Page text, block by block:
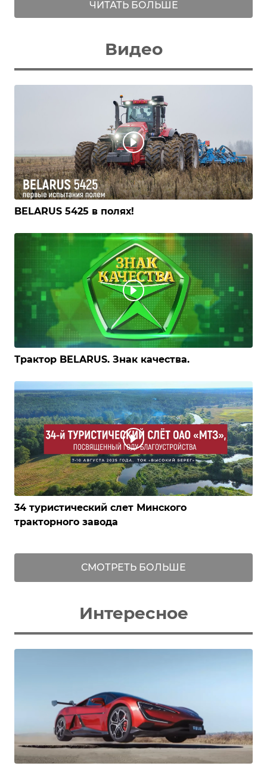
ЧИТАТЬ БОЛЬШЕ
Видео
BELARUS 5425 в полях!
Трактор BELARUS. Знак качества.
34 туристический слет Минского
тракторного завода
СМОТРЕТЬ БОЛЬШЕ
Интересное